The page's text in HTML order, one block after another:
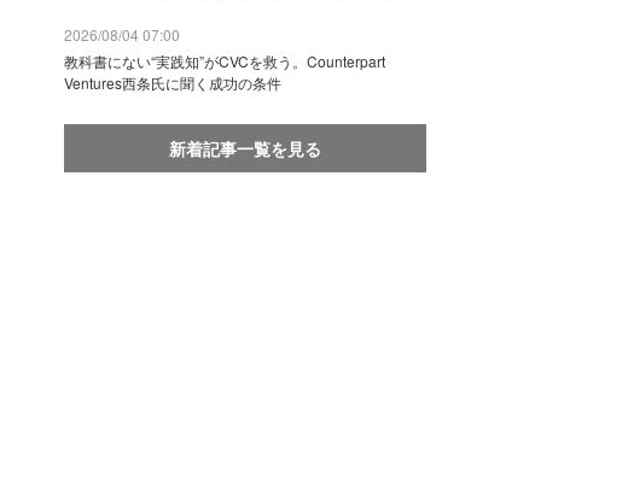
2026/08/04 07:00
教科書にない“実践知”がCVCを救う。Counterpart
Ventures西条氏に聞く成功の条件
新着記事一覧を見る